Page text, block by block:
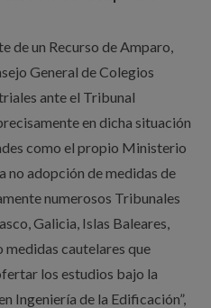
de un Recurso de Amparo,
General de Colegios
ante el Tribunal
en dicha situación
como el propio Ministerio
no adopción de medidas de
numerosos Tribunales
Galicia, Islas Baleares,
medidas cautelares que
los estudios bajo la
Ingeniería de la Edificación”,